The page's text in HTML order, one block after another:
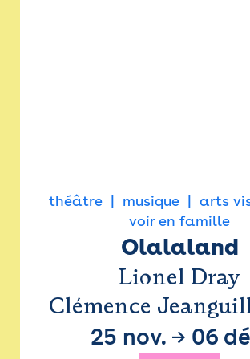
théâtre musique arts
voir en famille
Olalaland
Lionel Dray
Clémence
25 nov. → 06